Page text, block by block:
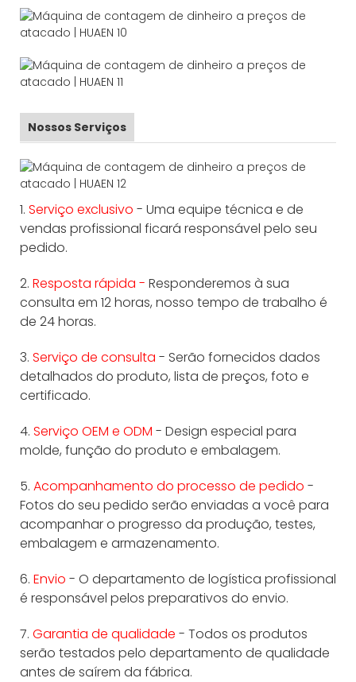
Nossos Serviços
1. Serviço exclusivo - Uma equipe técnica e de
vendas profissional ficará responsável pelo seu
pedido.
2. Resposta rápida - Responderemos à sua
consulta em 12 horas, nosso tempo de trabalho é
de 24 horas.
3. Serviço de consulta - Serão fornecidos dados
detalhados do produto, lista de preços, foto e
certificado.
4. Serviço OEM e ODM - Design especial para
molde, função do produto e embalagem.
5. Acompanhamento do processo de pedido -
Fotos do seu pedido serão enviadas a você para
acompanhar o progresso da produção, testes,
embalagem e armazenamento.
6. Envio - O departamento de logística profissional
é responsável pelos preparativos do envio.
7. Garantia de qualidade - Todos os produtos
serão testados pelo departamento de qualidade
antes de saírem da fábrica.